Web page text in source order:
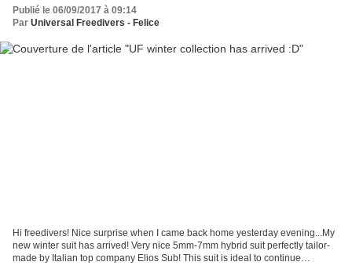
Publié le 06/09/2017 à 09:14
Par Universal Freedivers - Felice
Hi freedivers! Nice surprise when I came back home yesterday evening...My
new winter suit has arrived! Very nice 5mm-7mm hybrid suit perfectly tailor-
made by Italian top company Elios Sub! This suit is ideal to continue